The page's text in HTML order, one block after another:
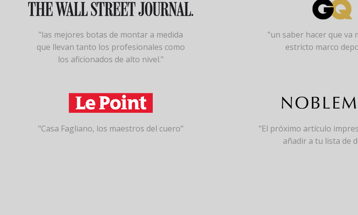
"las mejores botas de montar a medida
que llevan tanto los profesionales como
los aficionados de alto nivel."
"un saber hacer que va
estricto marco
"Casa Fagliano, los maestros del cuero"
"El próximo artículo
añadir a tu lista de